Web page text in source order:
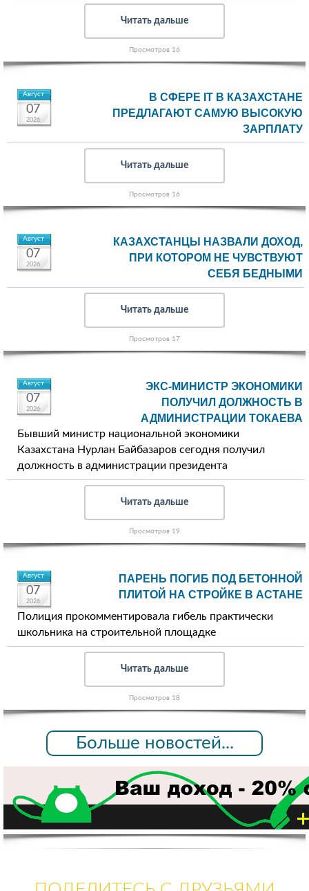
Читать дальше
Просмотров 16
Август
07
2026
В СФЕРЕ IT В КАЗАХСТАНЕ
ПРЕДЛАГАЮТ САМУЮ ВЫСОКУЮ
ЗАРПЛАТУ
Читать дальше
Просмотров 16
Август
07
2026
КАЗАХСТАНЦЫ НАЗВАЛИ ДОХОД,
ПРИ КОТОРОМ НЕ ЧУВСТВУЮТ
СЕБЯ БЕДНЫМИ
Читать дальше
Просмотров 17
Август
07
2026
ЭКС-МИНИСТР ЭКОНОМИКИ
ПОЛУЧИЛ ДОЛЖНОСТЬ В
АДМИНИСТРАЦИИ ТОКАЕВА
Бывший министр национальной экономики
Казахстана Нурлан Байбазаров сегодня получил
должность в администрации президента
Читать дальше
Просмотров 19
Август
07
2026
ПАРЕНЬ ПОГИБ ПОД БЕТОННОЙ
ПЛИТОЙ НА СТРОЙКЕ В АСТАНЕ
Полиция прокомментировала гибель практически
школьника на строительной площадке
Читать дальше
Просмотров 18
Больше новостей...